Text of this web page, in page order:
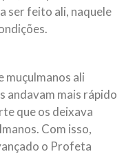
ser feito ali, naquele
muçulmanos ali
andavam mais rápido
que os deixava
Com isso,
o Profeta